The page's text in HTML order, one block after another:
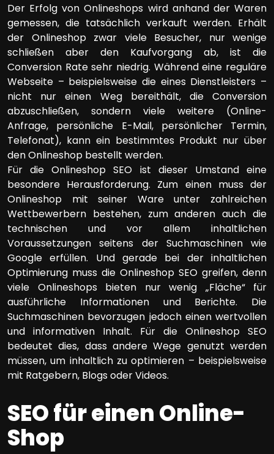
Der Erfolg von Onlineshops wird anhand der Waren
gemessen, die tatsächlich verkauft werden. Erhält
der Onlineshop zwar viele Besucher, nur wenige
schließen aber den Kaufvorgang ab, ist die
Conversion Rate sehr niedrig. Während eine reguläre
Webseite – beispielsweise die eines Dienstleisters –
nicht nur einen Weg bereithält, die Conversion
abzuschließen, sondern viele weitere (Online-
Anfrage, persönliche E-Mail, persönlicher Termin,
Telefonat), kann ein bestimmtes Produkt nur über
den Onlineshop bestellt werden.
Für die Onlineshop SEO ist dieser Umstand eine
besondere Herausforderung. Zum einen muss der
Onlineshop mit seiner Ware unter zahlreichen
Wettbewerbern bestehen, zum anderen auch die
technischen und vor allem inhaltlichen
Voraussetzungen seitens der Suchmaschinen wie
Google erfüllen. Und gerade bei der inhaltlichen
Optimierung muss die Onlineshop SEO greifen, denn
viele Onlineshops bieten nur wenig „Fläche“ für
ausführliche Informationen und Berichte. Die
Suchmaschinen bevorzugen jedoch einen wertvollen
und informativen Inhalt. Für die Onlineshop SEO
bedeutet dies, dass andere Wege genutzt werden
müssen, um inhaltlich zu optimieren – beispielsweise
mit Ratgebern, Blogs oder Videos.
SEO für einen Online-
Shop